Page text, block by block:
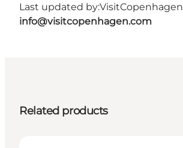
Last updated by:VisitCopenhagen
info@visitcopenhagen.com
Related products